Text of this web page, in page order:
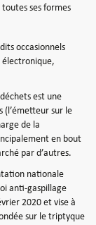
ses formes
occasionnels
est une
(l’émetteur sur le
de la
en bout
par d’autres.
nationale
anti-gaspillage
2020 et vise à
sur le triptyque